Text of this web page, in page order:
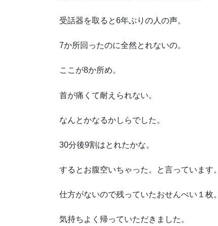
受話器を取ると6年ぶりの人の声。
7か所回ったのに全然とれないの。
ここが8か所め。
首が痛くて耐えられない。
なんとかなるかしらでした。
30分後9割はとれたかな。
するとお腹空いちゃった。と言っています。
仕方がないので残っていたおせんべい１枚。
気持ちよく帰っていただきました。